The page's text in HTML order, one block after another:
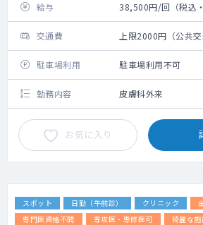
給与 38,500円/回（税込
交通費 上限2000円（公共
駐車場利用 駐車場利用不可
勤務内容 皮膚科外来
お気に入り
スポット 日勤（午前診） クリニック
専門医資格不問
専攻医・専修医可 綺麗な施